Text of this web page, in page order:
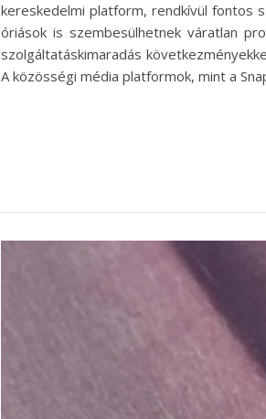
kereskedelmi platform, rendkívül fontos
óriások is szembesülhetnek váratlan
szolgáltatáskimaradás
A közösségi média platformok, mint a